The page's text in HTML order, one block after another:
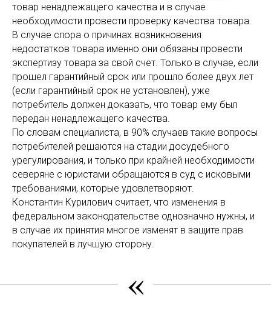
товар ненадлежащего качества и в случае
необходимости провести проверку качества товара.
В случае спора о причинах возникновения
недостатков товара именно они обязаны провести
экспертизу товара за свой счет. Только в случае, если
прошел гарантийный срок или прошло более двух лет
(если гарантийный срок не установлен), уже
потребитель должен доказать, что товар ему был
передан ненадлежащего качества.
По словам специалиста, в 90% случаев такие вопросы
потребителей решаются на стадии досудебного
урегулирования, и только при крайней необходимости
северяне с юристами обращаются в суд с исковыми
требованиями, которые удовлетворяют.
Константин Курилович считает, что изменения в
федеральном законодательстве однозначно нужны, и
в случае их принятия многое изменят в защите прав
покупателей в лучшую сторону.
«